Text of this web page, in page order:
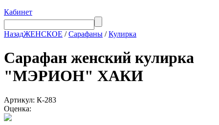
Кабинет
НазадЖЕНСКОЕ /Сарафаны /Кулирка
Сарафан женский кулирка
"МЭРИОН" ХАКИ
Артикул: К-283
Оценка: